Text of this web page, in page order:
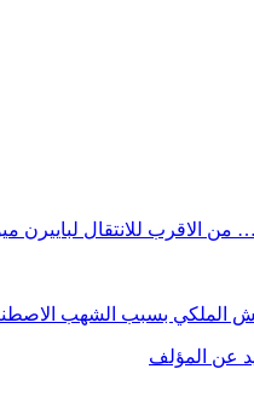
الاقرب للانتقال لباييرن
الملكي بسبب الشهب
عن المؤلف